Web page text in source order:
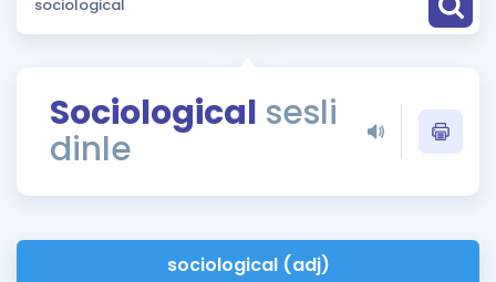
Puan Hesaplama
ÖSYM Sınav Takvimi
Kampanyalar
İngilizce Gramer
Sociological sesli
dinle
sociological (adj)